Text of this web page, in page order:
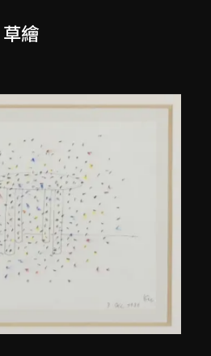
草繪